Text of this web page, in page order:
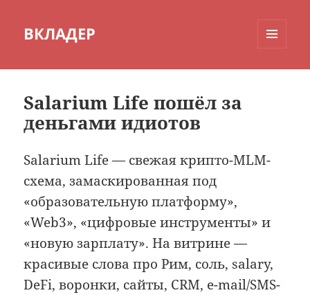
ВКЛАДЕР
Salarium Life пошёл за
деньгами идиотов
Salarium Life — свежая крипто-MLM-
схема, замаскированная под
«образовательную платформу»,
«Web3», «цифровые инструменты» и
«новую зарплату». На витрине —
красивые слова про Рим, соль, salary,
DeFi, воронки, сайты, CRM, e-mail/SMS-